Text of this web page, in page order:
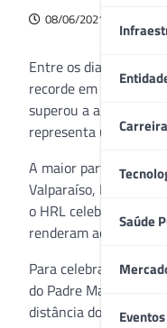
Saúde
08/06/2021
Entre os dias 3 e 6
recorde em sua
superou a antiga
representa uma média
A maior parte dos
Valparaíso, Posse,
o HRL celebrou a
renderam ao hospital
Para celebrar as
do Padre Marcelo
distância do Hospital.